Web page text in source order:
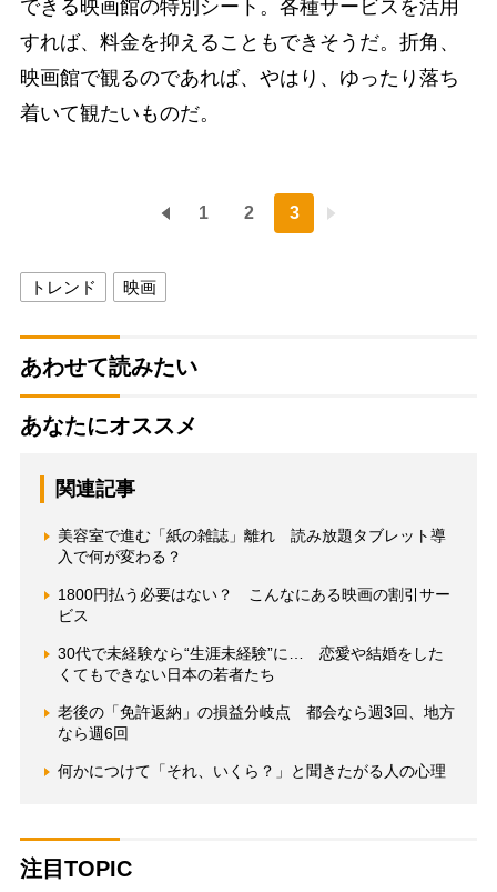
できる映画館の特別シート。各種サービスを活用
すれば、料金を抑えることもできそうだ。折角、
映画館で観るのであれば、やはり、ゆったり落ち
着いて観たいものだ。
1 2 3
トレンド 映画
あわせて読みたい
あなたにオススメ
関連記事
美容室で進む「紙の雑誌」離れ 読み放題タブレット導
入で何が変わる？
1800円払う必要はない？ こんなにある映画の割引サー
ビス
30代で未経験なら“生涯未経験”に… 恋愛や結婚をした
くてもできない日本の若者たち
老後の「免許返納」の損益分岐点 都会なら週3回、地方
なら週6回
何かにつけて「それ、いくら？」と聞きたがる人の心理
注目TOPIC